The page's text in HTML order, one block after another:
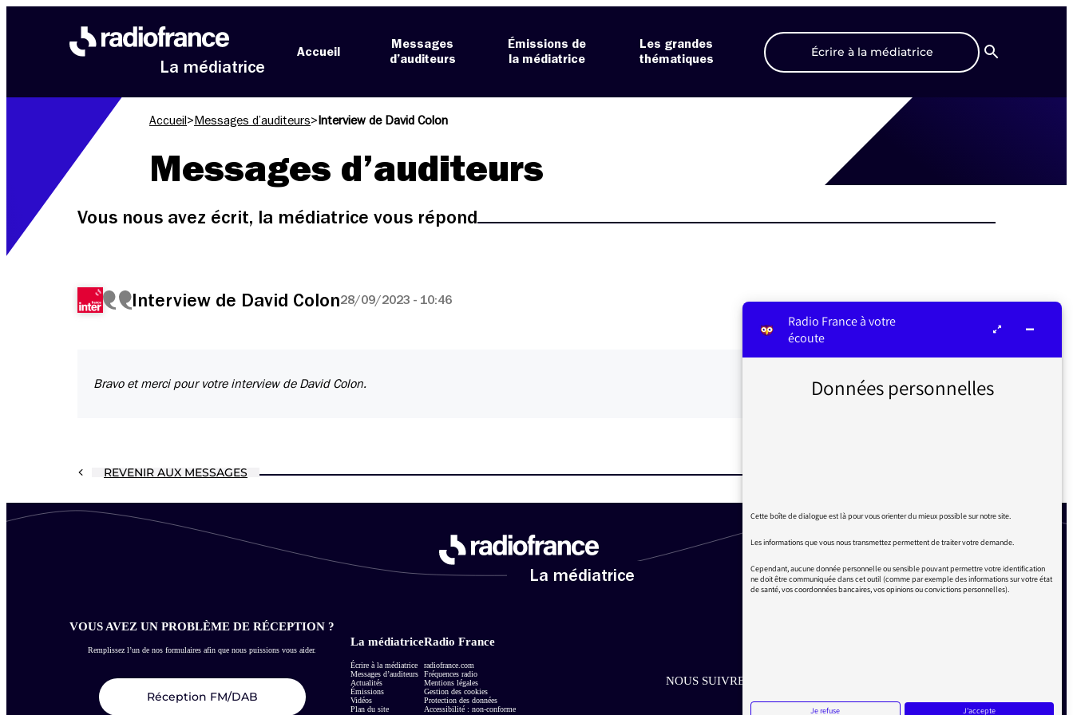
La médiatrice
Accueil
Messages
d’auditeurs
Émissions de
la médiatrice
Les grandes
thématiques
Écrire à la médiatrice
Recherche
Accueil > Messages d’auditeurs> Interview de David Colon
Messages d’auditeurs
Vous nous avez écrit, la médiatrice vous répond
Interview de David Colon28/09/2023 - 10:46
Bravo et merci pour votre interview de David Colon.
REVENIR AUX MESSAGES
La médiatrice
VOUS AVEZ UN PROBLÈME DE RÉCEPTION ?
Remplissez l’un de nos formulaires afin que nous puissions vous aider.
Réception FM/DAB
La médiatrice
Écrire à la médiatrice
Messages d’auditeurs
Actualités
Émissions
Vidéos
Plan du site
Radio France
radiofrance.com
Fréquences radio
Mentions légales
Gestion des cookies
Protection des données
Accessibilité : non-conforme
NOUS SUIVRE SUR LES RÉSEAUX
Radio France à votre
écoute
Données personnelles
Cette boîte de dialogue est là pour vous orienter du mieux possible sur notre site.
Les informations que vous nous transmettez permettent de traiter votre demande.
Cependant, aucune donnée personnelle ou sensible pouvant permettre votre identification
ne doit être communiquée dans cet outil (comme par exemple des informations sur votre état
de santé, vos coordonnées bancaires, vos opinions ou convictions personnelles).
Je refuse J'accepte